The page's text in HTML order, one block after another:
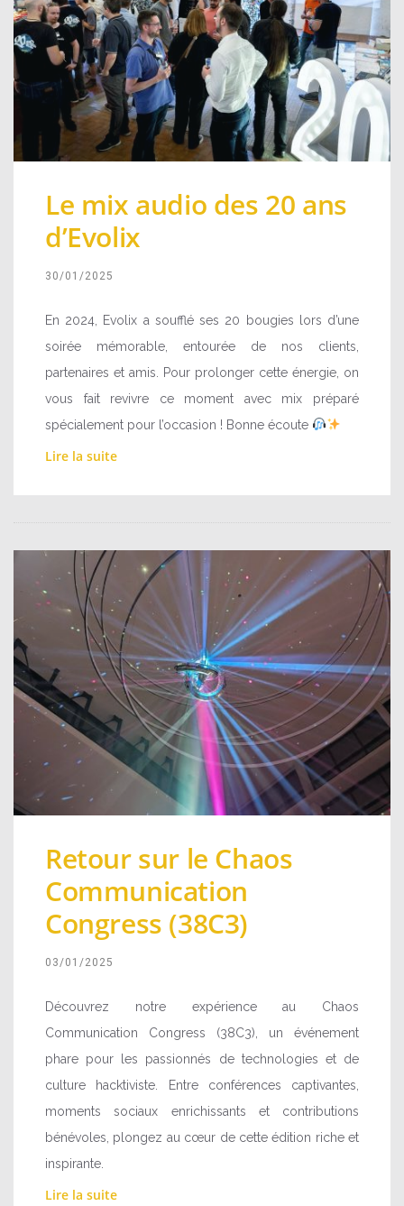
Le mix audio des 20 ans
d’Evolix
30/01/2025
En 2024, Evolix a soufflé ses 20 bougies lors d’une
soirée mémorable, entourée de nos clients,
partenaires et amis. Pour prolonger cette énergie, on
vous fait revivre ce moment avec mix préparé
spécialement pour l’occasion ! Bonne écoute
Lire la suite
Retour sur le Chaos
Communication
Congress (38C3)
03/01/2025
Découvrez notre expérience au Chaos
Communication Congress (38C3), un événement
phare pour les passionnés de technologies et de
culture hacktiviste. Entre conférences captivantes,
moments sociaux enrichissants et contributions
bénévoles, plongez au cœur de cette édition riche et
inspirante.
Lire la suite